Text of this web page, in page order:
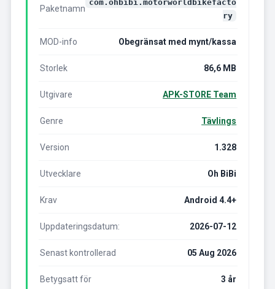
Paketnamn
com.ohbibi.motorworldbikefacto
ry
MOD-info Obegränsat med mynt/kassa
Storlek 86,6 MB
Utgivare APK-STORE Team
Genre Tävlings
Version 1.328
Utvecklare Oh BiBi
Krav Android 4.4+
Uppdateringsdatum: 2026-07-12
Senast kontrollerad 05 Aug 2026
Betygsatt för 3 år